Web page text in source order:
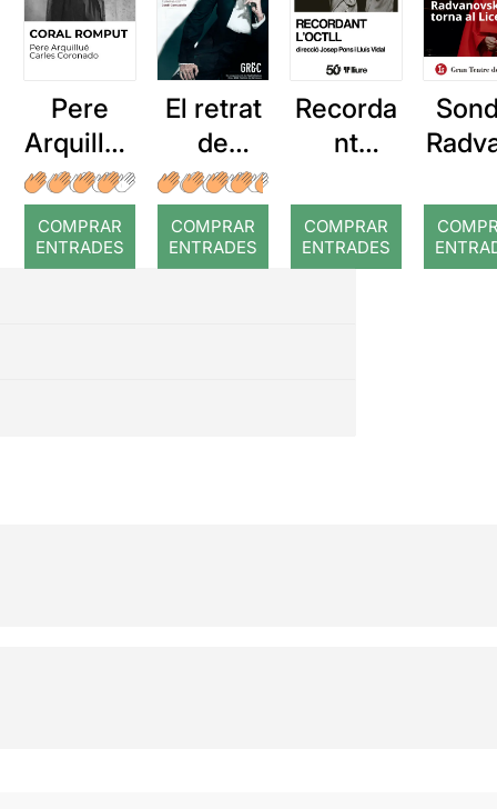
Pere
Arquillué
: Coral
romput
COMPRAR
ENTRADES
El retrat
de
Dorian
Gray
COMPRAR
ENTRADES
Recorda
nt
COMPRAR
ENTRADES